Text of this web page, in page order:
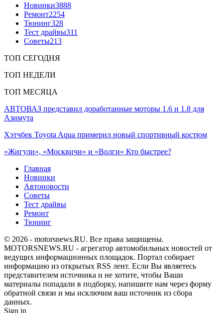
Новинки3888
Ремонт2254
Тюнинг328
Тест драйвы311
Советы213
ТОП СЕГОДНЯ
ТОП НЕДЕЛИ
ТОП МЕСЯЦА
АВТОВАЗ представил доработанные моторы 1.6 и 1.8 для
Азимута
Хэтчбек Toyota Aqua примерил новый спортивный костюм
«Жигули», «Москвичи» и «Волги» Кто быстрее?
Главная
Новинки
Автоновости
Советы
Тест драйвы
Ремонт
Тюнинг
© 2026 - motorsnews.RU. Все права защищены.
MOTORSNEWS.RU - агрегатор автомобильных новостей от
ведущих информационных площадок. Портал собирает
информацию из открытых RSS лент. Если Вы являетесь
представителем источника и не хотите, чтобы Ваши
материалы попадали в подборку, напишите нам через форму
обратной связи и мы исключим ваш источник из сбора
данных.
Sign in